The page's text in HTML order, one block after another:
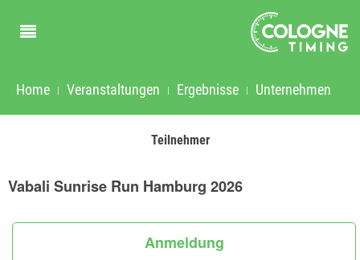
Home Veranstaltungen Ergebnisse Unternehmen
Teilnehmer
Vabali Sunrise Run Hamburg 2026
Anmeldung